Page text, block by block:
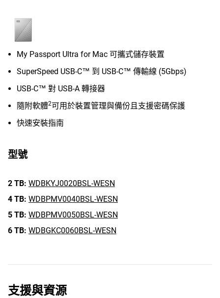
My Passport Ultra for Mac 可攜式儲存裝置
SuperSpeed USB-C™ 到 USB-C™ 傳輸線 (5Gbps)
USB-C™ 對 USB-A 轉接器
隨附軟體2可用於裝置管理與備份且支援密碼保護
快速安裝指南
型號
2 TB: WDBKYJ0020BSL-WESN
4 TB: WDBPMV0040BSL-WESN
5 TB: WDBPMV0050BSL-WESN
6 TB: WDBGKC0060BSL-WESN
支援與資源